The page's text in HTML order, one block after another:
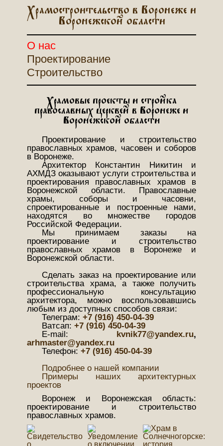
Храмостроительство в Воронеже и
Воронежской области
О нас
Проектирование
Строительство
Храмовые проекты и стройка
православных церквей в Воронеже и
Воронежской области
Проектирование и строительство
православных храмов, часовен и соборов
в Воронеже.
Архитектор Константин Никитин и
АХМДЗ оказывают услуги строительства и
проектирования православных храмов в
Воронежской области. Православные
храмы, соборы и часовни,
спроектированные и построенные нами,
находятся во множестве городов
Российской Федерации.
Мы принимаем заказы на
проектирование и строительство
православных храмов в Воронеже и
Воронежской области.
Сделать заказ на проектирование или
строительства храма, а также получить
профессиональную консультацию
архитектора, можно воспользовавшись
любым из доступных способов связи:
Телеграм: +7 (916) 450-04-39
Ватсап: +7 (916) 450-04-39
Е-mail: kvnik77@yandex.ru,
arhmaster@yandex.ru
Телефон: +7 (916) 450-04-39
Подробнее о нашей компании
Примеры наших архитектурных
проектов
Воронеж и Воронежская область:
проектирование и строительство
православных храмов.